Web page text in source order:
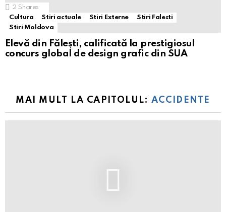
2 Shares
Cultura
Stiri actuale Stiri Externe
Stiri Falesti
Stiri Moldova
Elevă din Fălești, calificată la prestigiosul
concurs global de design grafic din SUA
MAI MULT LA CAPITOLUL: ACCIDENTE